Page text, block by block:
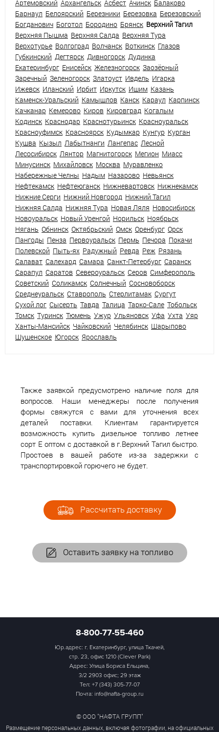
Артемовский Архангельск Асбест Ачинск Балаково
Барнаул Белоярский Березники Березовка Березовский
Богданович Боготол Бородино Брянск Верхний Тагил
Верхняя Пышма Верхняя Салда Верхняя Тура
Верхотурье Волгоград Волчанск Воткинск Глазов
Губкинский Дегтярск Дивногорск Дудинка
Екатеринбург Енисейск Железногорск Заозёрный
Заречный Зеленогорск Златоуст Ивдель Игарка
Ижевск Иланский Ирбит Иркутск Ишим Казань
Каменск-Уральский Камышлов Канск Караул Карпинск
Качканар Кемерово Киров Кировград Когалым
Кодинск Краснодар Краснотурьинск Красноуральск
Красноуфимск Красноярск Кудымкар Кунгур Курган
Кушва Кызыл Лабытнанги Лангепас Лесной
Лесосибирск Лянтор Магнитогорск Мегион Миасс
Минусинск Михайловск Москва Муравленко
Набережные Челны Надым Назарово Невьянск
Нефтекамск Нефтеюганск Нижневартовск Нижнекамск
Нижние Серги Нижний Новгород Нижний Тагил
Нижняя Салда Нижняя Тура Новая Ляля Новосибирск
Новоуральск Новый Уренгой Норильск Ноябрьск
Нягань Обнинск Октябрьский Омск Оренбург Орск
Пангоды Пенза Первоуральск Пермь Печора Покачи
Полевской Пыть-ях Радужный Ревда Реж Рязань
Салават Салехард Самара Санкт-Петербург Саранск
Сарапул Саратов Североуральск Серов Симферополь
Советский Соликамск Солнечный Сосновоборск
Среднеуральск Ставрополь Стерлитамак Сургут
Сухой лог Сысерть Тавда Талица Тарко-Сале Тобольск
Томск Туринск Тюмень Ужур Ульяновск Уфа Ухта Уяр
Ханты-Мансийск Чайковский Челябинск Шарыпово
Шушенское Югорск Ярославль
Также заявкой предусмотрено наличие поля для
вопросов. Наши менеджеры после получения
формы свяжутся с вами для уточнения всех
деталей поставки. Клиентам гарантируется
возможность купить дизельное топливо летнее
сорт Е оптом с доставкой в г.Верхний Тагил быстро.
Простоев в вашей работе из-за задержки с
транспортировкой горючего не будет.
Рассчитать доставку
Оставить заявку на топливо
8-800-77-55-460
Юр.адрес: г. Екатеринбург, улица Ткачей,
стр. 23, офис 1210 (Clever Park)
Адрес: Улица Бориса Ельцина,
3/2 2903 офис; 29 этаж
Тел: +7 (343) 305-77-07
Почта: info@nafta-group.ru
© ООО "НАФТА ГРУПП"
Размещение персональных данных, включая фотографии, на официальных